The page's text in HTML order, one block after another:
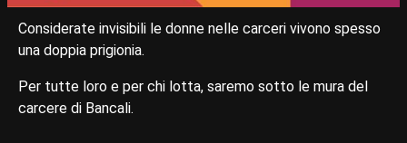
Considerate invisibili le donne nelle carceri vivono spesso
una doppia prigionia.
Per tutte loro e per chi lotta, saremo sotto le mura del
carcere di Bancali.